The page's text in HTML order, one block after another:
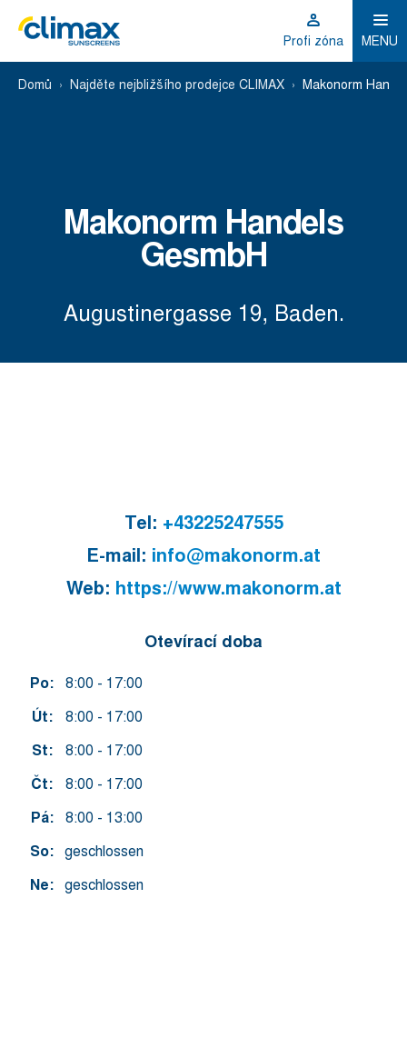
Profi zóna MENU
Domů Najděte nejbližšího prodejce CLIMAX Makonorm
Makonorm Handels
GesmbH
Augustinergasse 19, Baden.
Tel: +43225247555
E-mail: info@makonorm.at
Web: https://www.makonorm.at
Otevírací doba
Po: 8:00 - 17:00
Út: 8:00 - 17:00
St: 8:00 - 17:00
Čt: 8:00 - 17:00
Pá: 8:00 - 13:00
So: geschlossen
Ne: geschlossen